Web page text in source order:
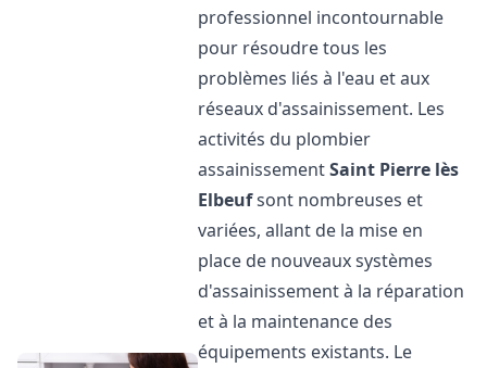
professionnel incontournable
pour résoudre tous les
problèmes liés à l'eau et aux
réseaux d'assainissement. Les
activités du plombier
assainissementSaint Pierre lès
Elbeufsont nombreuses et
variées, allant de la mise en
place de nouveaux systèmes
d'assainissement à la réparation
et à la maintenance des
équipements existants. Le